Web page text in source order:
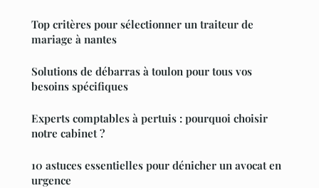
Top critères pour sélectionner un traiteur de
mariage à nantes
Solutions de débarras à toulon pour tous vos
besoins spécifiques
Experts comptables à pertuis : pourquoi choisir
notre cabinet ?
10 astuces essentielles pour dénicher un avocat en
urgence